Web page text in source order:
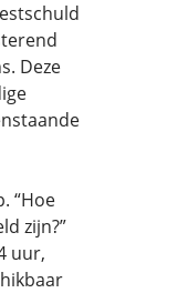
Deze
“Hoe
zijn?”
uur,